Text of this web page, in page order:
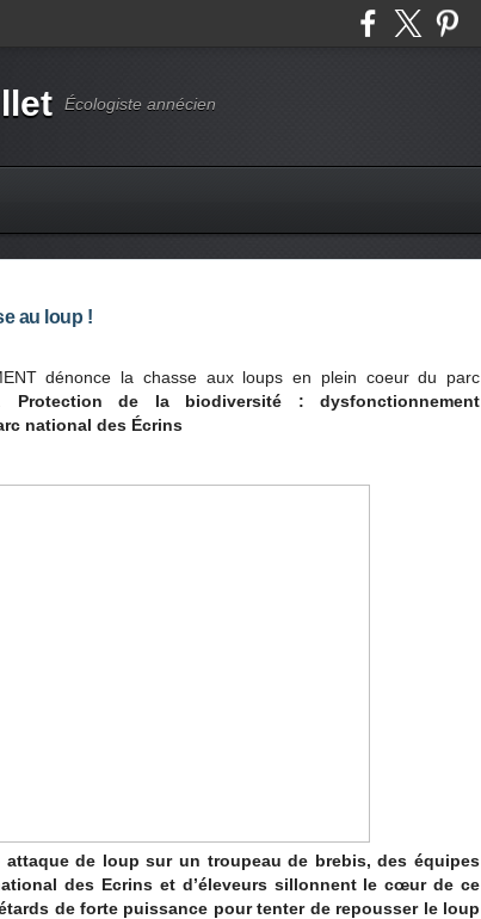
Écologiste annécien
au loup !
dénonce la chasse aux loups en plein coeur du parc
Protection de la biodiversité : dysfonctionnement
national des Écrins
de loup sur un troupeau de brebis, des équipes
des Ecrins et d’éleveurs sillonnent le cœur de ce
de forte puissance pour tenter de repousser le loup